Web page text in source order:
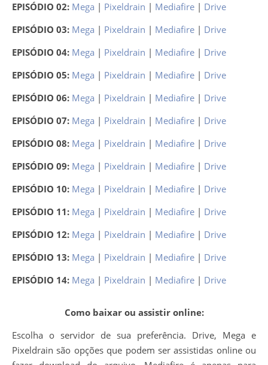
EPISÓDIO 02: Mega | Pixeldrain | Mediafire | Drive
EPISÓDIO 03: Mega | Pixeldrain | Mediafire | Drive
EPISÓDIO 04: Mega | Pixeldrain | Mediafire | Drive
EPISÓDIO 05: Mega | Pixeldrain | Mediafire | Drive
EPISÓDIO 06: Mega | Pixeldrain | Mediafire | Drive
EPISÓDIO 07: Mega | Pixeldrain | Mediafire | Drive
EPISÓDIO 08: Mega | Pixeldrain | Mediafire | Drive
EPISÓDIO 09: Mega | Pixeldrain | Mediafire | Drive
EPISÓDIO 10: Mega | Pixeldrain | Mediafire | Drive
EPISÓDIO 11: Mega | Pixeldrain | Mediafire | Drive
EPISÓDIO 12: Mega | Pixeldrain | Mediafire | Drive
EPISÓDIO 13: Mega | Pixeldrain | Mediafire | Drive
EPISÓDIO 14: Mega | Pixeldrain | Mediafire | Drive
Como baixar ou assistir online:
Escolha o servidor de sua preferência. Drive, Mega e
Pixeldrain são opções que podem ser assistidas online ou